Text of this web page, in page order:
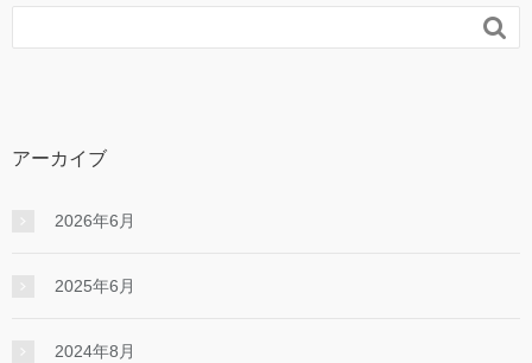

アーカイブ
2026年6月
2025年6月
2024年8月